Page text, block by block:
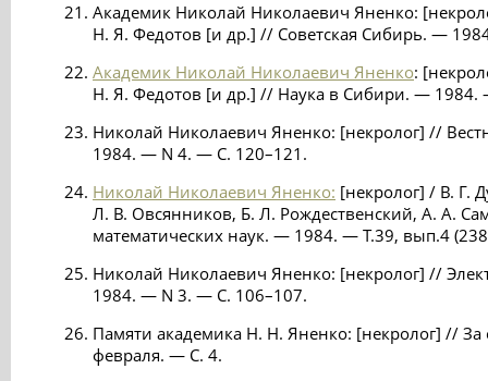
Академик Николай Николаевич Яненко:
Н. Я. Федотов [и др.] // Советская Сибирь. —
Академик Николай Николаевич Яненко:
Н. Я. Федотов [и др.] // Наука в Сибири. —
Николай Николаевич Яненко: [некролог] //
1984. — N 4. — С. 120–121.
Николай Николаевич Яненко: [некролог] / В. Г.
Л. В. Овсянников, Б. Л. Рождественский, А. А.
математических наук. — 1984. — Т.39, вып.4
Николай Николаевич Яненко: [некролог] //
1984. — N 3. — С. 106–107.
Памяти академика Н. Н. Яненко: [некролог] //
февраля. — С. 4.